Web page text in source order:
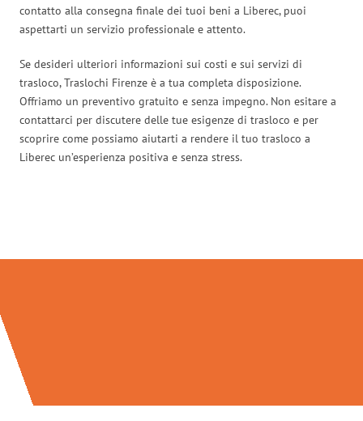
contatto alla consegna finale dei tuoi beni a Liberec, puoi
aspettarti un servizio professionale e attento.
Se desideri ulteriori informazioni sui costi e sui servizi di
trasloco, Traslochi Firenze è a tua completa disposizione.
Offriamo un preventivo gratuito e senza impegno. Non esitare a
contattarci per discutere delle tue esigenze di trasloco e per
scoprire come possiamo aiutarti a rendere il tuo trasloco a
Liberec un’esperienza positiva e senza stress.